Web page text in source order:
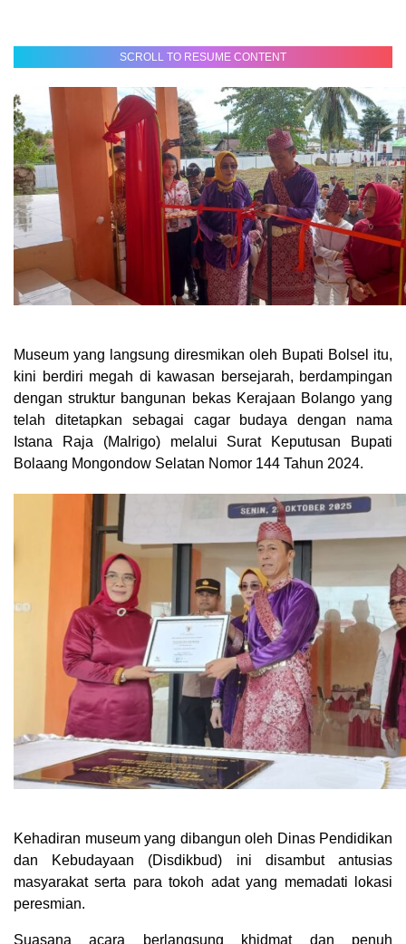
SCROLL TO RESUME CONTENT
Museum yang langsung diresmikan oleh Bupati Bolsel itu,
kini berdiri megah di kawasan bersejarah, berdampingan
dengan struktur bangunan bekas Kerajaan Bolango yang
telah ditetapkan sebagai cagar budaya dengan nama
Istana Raja (Malrigo) melalui Surat Keputusan Bupati
Bolaang Mongondow Selatan Nomor 144 Tahun 2024.
Kehadiran museum yang dibangun oleh Dinas Pendidikan
dan Kebudayaan (Disdikbud) ini disambut antusias
masyarakat serta para tokoh adat yang memadati lokasi
peresmian.
Suasana acara berlangsung khidmat dan penuh